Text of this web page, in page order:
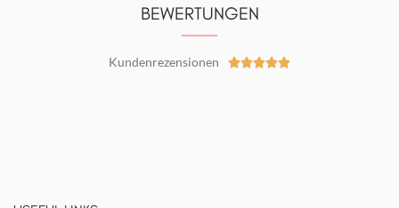
BEWERTUNGEN
Kundenrezensionen 